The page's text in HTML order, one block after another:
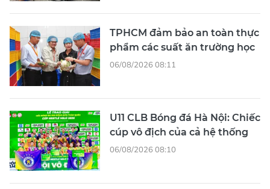
TPHCM đảm bảo an toàn thực
phẩm các suất ăn trường học
06/08/2026 08:11
U11 CLB Bóng đá Hà Nội: Chiếc
cúp vô địch của cả hệ thống
06/08/2026 08:10